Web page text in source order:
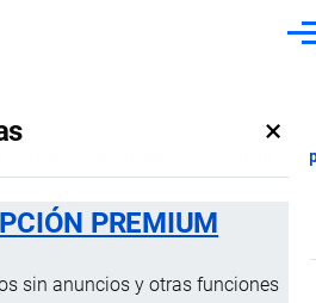
×
PREMIUM
sin anuncios y otras funciones
…, 19 Julio, 2024